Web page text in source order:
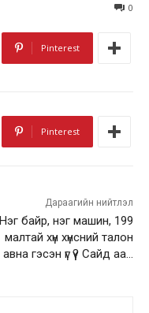
0
Pinterest
Pinterest
Дараагийн нийтлэл
Нэг байр, нэг машин, 199
малтай хүн хүнсний талон
авна гэсэн үг үү? Сайд аа…